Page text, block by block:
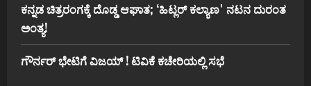
ಕನ್ನಡ ಚಿತ್ರರಂಗಕ್ಕೆ ದೊಡ್ಡ ಆಘಾತ; ʻಹಿಟ್ಲರ್ ಕಲ್ಯಾಣʼ ನಟನ ದುರಂತ
ಅಂತ್ಯ!
ಗೌರ್ನರ್‌ ಭೇಟಿಗೆ ವಿಜಯ್‌ ! ಟಿವಿಕೆ ಕಚೇರಿಯಲ್ಲಿ ಸಭೆ